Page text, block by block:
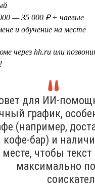
— 35 000 ₽ + чаевые
и обучение на месте
через hh.ru или
для ИИ-
график,
(например,
кофе-бар) и
месте, чтобы
максимально